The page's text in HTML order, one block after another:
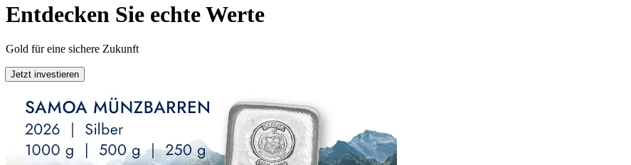
Entdecken Sie echte Werte
Gold für eine sichere Zukunft
Jetzt investieren